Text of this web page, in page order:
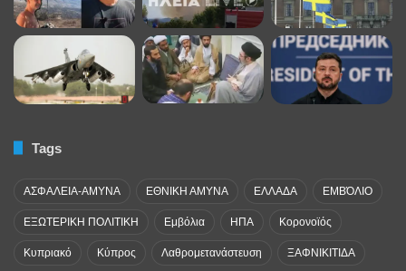
Tags
ΑΣΦΑΛΕΙΑ-ΑΜΥΝΑ ΕΘΝΙΚΗ ΑΜΥΝΑ ΕΛΛΑΔΑ ΕΜΒΌΛΙΟ
ΕΞΩΤΕΡΙΚΗ ΠΟΛΙΤΙΚΗ Εμβόλια ΗΠΑ Κορονοϊός
Κυπριακό Κύπρος Λαθρομετανάστευση ΞΑΦΝΙΚΙΤΙΔΑ